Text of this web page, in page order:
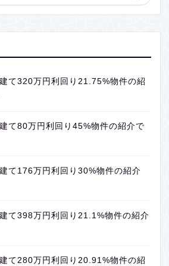
て320万円利回り21.75%物件の紹
て80万円利回り45%物件の紹介で
て176万円利回り30%物件の紹介
て398万円利回り21.1%物件の紹介
て280万円利回り20.91%物件の紹